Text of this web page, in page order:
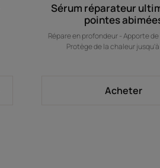
Sérum réparateur
pointes
Répare en profondeur - Apporte
Protège de la chaleur
Acheter